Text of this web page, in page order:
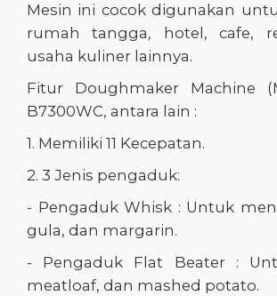
Mesin ini cocok digunakan
rumah tangga, hotel, cafe,
usaha kuliner lainnya.
Fitur Doughmaker Machine
B7300WC, antara lain :
1. Memiliki 11 Kecepatan.
2. 3 Jenis pengaduk:
- Pengaduk Whisk : Untuk
gula, dan margarin.
- Pengaduk Flat Beater :
meatloaf, dan mashed potato.